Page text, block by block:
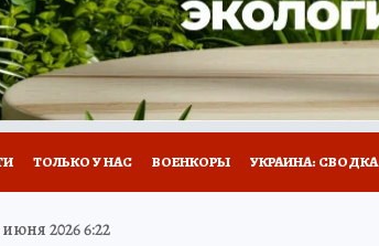
ТЕСТЫ НОВОЕ НА САЙТЕ
ТОЛЬКО У НАС ВОЕНКОРЫ УКРАИНА: СВОДКА
РОССИИ ЗАПОВЕДНАЯ РОССИЯ
июня 2026 6:22